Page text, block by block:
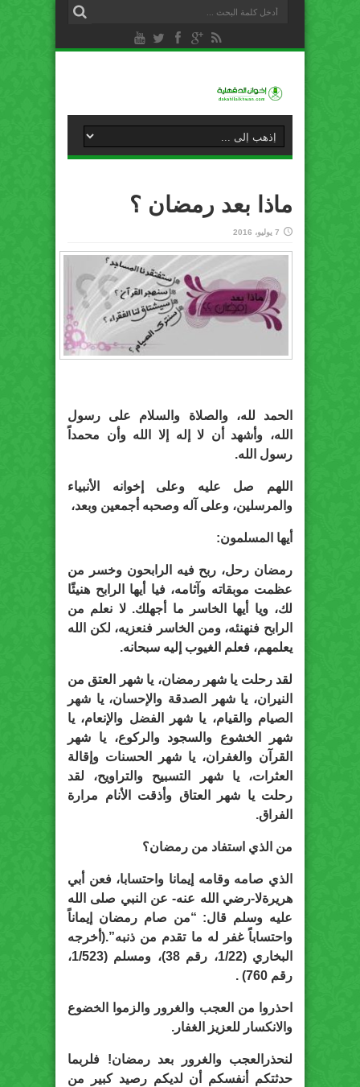
ماذا بعد رمضان ؟
7 يوليو، 2016
الحمد لله، والصلاة والسلام على رسول
الله، وأشهد أن لا إله إلا الله وأن محمداً
رسول الله.
اللهم صل عليه وعلى إخوانه الأنبياء
والمرسلين، وعلى آله وصحبه أجمعين وبعد،
أيها المسلمون:
رمضان رحل، ربح فيه الرابحون وخسر من
عظمت موبقاته وآثامه، فيا أيها الرابح هنيئًا
لك، ويا أيها الخاسر ما أجهلك. لا نعلم من
الرابح فنهنئه، ومن الخاسر فنعزيه، لكن الله
يعلمهم، فعلم الغيوب إليه سبحانه.
لقد رحلت يا شهر رمضان، يا شهر العتق من
النيران، يا شهر الصدقة والإحسان، يا شهر
الصيام والقيام، يا شهر الفضل والإنعام، يا
شهر الخشوع والسجود والركوع، يا شهر
القرآن والغفران، يا شهر الحسنات وإقالة
العثرات، يا شهر التسبيح والتراويح، لقد
رحلت يا شهر العتاق وأذقت الأنام مرارة
الفراق.
من الذي استفاد من رمضان؟
الذي صامه وقامه إيمانا واحتسابا، فعن أبي
هريرةلا-رضي الله عنه- عن النبي صلى الله
عليه وسلم قال: “من صام رمضان إيماناً
واحتساباً غفر له ما تقدم من ذنبه”.(أخرجه
البخاري (1/22، رقم 38)، ومسلم (1/523،
رقم 760) .
احذروا من العجب والغرور والزموا الخضوع
والانكسار للعزيز الغفار.
لنحذرالعجب والغرور بعد رمضان! فلربما
حدثتكم أنفسكم أن لديكم رصيد كبير من